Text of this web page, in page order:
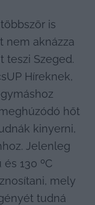
többször is
nem aknázza
teszi Szeged.
Híreknek,
hőt
kinyerni,
Jelenleg
130 ºC
mely
tudná